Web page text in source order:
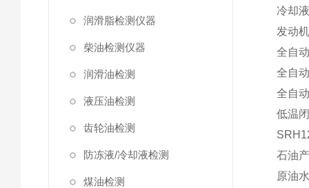
润滑脂检测仪器
柴油检测仪器
润滑油检测
液压油检测
齿轮油检测
防冻液/冷却液检测
煤油检测
冷却
发动
全自
全自
全自
低温
石油
原油